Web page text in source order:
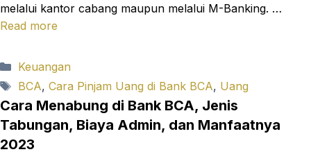
melalui kantor cabang maupun melalui M-Banking. …
Read more
Categories
Keuangan
Tags
BCA, Cara Pinjam Uang di Bank BCA, Uang
Cara Menabung di Bank BCA, Jenis
Tabungan, Biaya Admin, dan Manfaatnya
2023